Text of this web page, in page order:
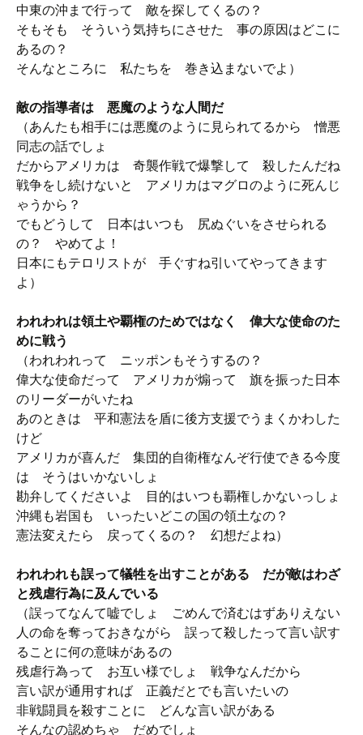
中東の沖まで行って 敵を探してくるの？
そもそも そういう気持ちにさせた 事の原因はどこに
あるの？
そんなところに 私たちを 巻き込まないでよ）
敵の指導者は 悪魔のような人間だ
（あんたも相手には悪魔のように見られてるから 憎悪
同志の話でしょ
だからアメリカは 奇襲作戦で爆撃して 殺したんだね
戦争をし続けないと アメリカはマグロのように死んじ
ゃうから？
でもどうして 日本はいつも 尻ぬぐいをさせられる
の？ やめてよ！
日本にもテロリストが 手ぐすね引いてやってきます
よ）
われわれは領土や覇権のためではなく 偉大な使命のた
めに戦う
（われわれって ニッポンもそうするの？
偉大な使命だって アメリカが煽って 旗を振った日本
のリーダーがいたね
あのときは 平和憲法を盾に後方支援でうまくかわした
けど
アメリカが喜んだ 集団的自衛権なんぞ行使できる今度
は そうはいかないしょ
勘弁してくださいよ 目的はいつも覇権しかないっしょ
沖縄も岩国も いったいどこの国の領土なの？
憲法変えたら 戻ってくるの？ 幻想だよね）
われわれも誤って犠牲を出すことがある だが敵はわざ
と残虐行為に及んでいる
（誤ってなんて嘘でしょ ごめんで済むはずありえない
人の命を奪っておきながら 誤って殺したって言い訳す
ることに何の意味があるの
残虐行為って お互い様でしょ 戦争なんだから
言い訳が通用すれば 正義だとでも言いたいの
非戦闘員を殺すことに どんな言い訳がある
そんなの認めちゃ だめでしょ